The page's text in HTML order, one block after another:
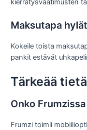
kierrätysvaatimusten
Maksutapa
Kokeile toista
pankit estävät
Tärkeää
Onko
Frumzi toimii